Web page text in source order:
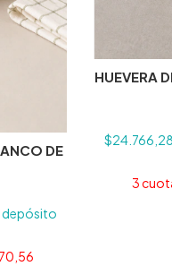
DE
depósito
HUEVERA
3